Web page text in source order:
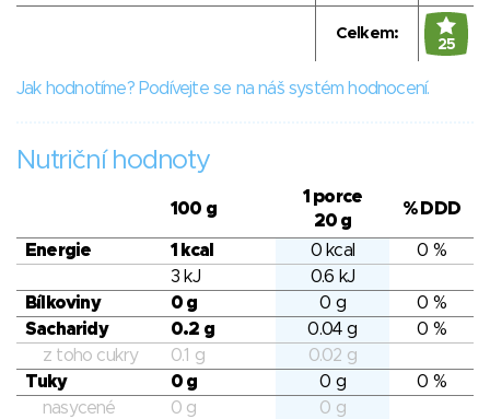
Celkem:
25
Jak hodnotíme? Podívejte se na náš systém hodnocení.
Nutriční hodnoty
100 g
1 porce
20 g
% DDD
Energie 1 kcal 0 kcal
0 %
3 kJ
0.6 kJ
Bílkoviny
0 g 0 g
0 %
Sacharidy
0.2 g 0.04 g
0 %
z toho cukry
0.1 g
0.02 g
Tuky
0 g 0 g
0 %
nasycené
0 g
0 g